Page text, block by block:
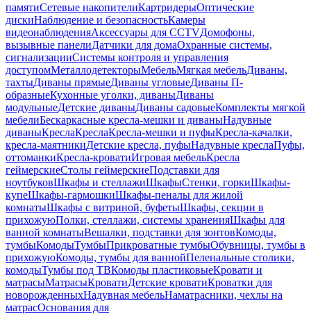
памятиСетевые накопителиКартридерыОптические
дискиНаблюдение и безопасностьКамеры
видеонаблюденияАксессуары для CCTVДомофоны,
вызывные панелиДатчики для домаОхранные системы,
сигнализацииСистемы контроля и управления
доступомМеталлодетекторыМебельМягкая мебельДиваны,
тахтыДиваны прямыеДиваны угловыеДиваны П-
образныеКухонные уголки, диваныДиваны
модульныеДетские диваныДиваны садовыеКомплекты мягкой
мебелиБескаркасные кресла-мешки и диваныНадувные
диваныКреслаКреслаКресла-мешки и пуфыКресла-качалки,
кресла-маятникиДетские кресла, пуфыНадувные креслаПуфы,
оттоманкиКресла-кроватиИгровая мебельКресла
геймерскиеСтолы геймерскиеПодставки для
ноутбуковШкафы и стеллажиШкафыСтенки, горкиШкафы-
купеШкафы-гармошкиШкафы-пеналы для жилой
комнатыШкафы с витриной, буфетыШкафы, секции в
прихожуюПолки, стеллажи, системы храненияШкафы для
ванной комнатыВешалки, подставки для зонтовКомоды,
тумбыКомодыТумбыПрикроватные тумбыОбувницы, тумбы в
прихожуюКомоды, тумбы для ваннойПеленальные столики,
комодыТумбы под ТВКомоды пластиковыеКровати и
матрасыМатрасыКроватиДетские кроватиКроватки для
новорожденныхНадувная мебельНаматрасники, чехлы на
матрасОснования для